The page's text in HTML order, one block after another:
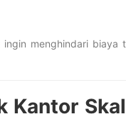
menghindari biaya
Kantor